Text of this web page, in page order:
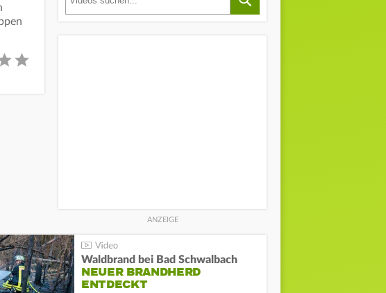
Waldbrand bei Bad Schwalbach
NEUER BRANDHERD
ENTDECKT